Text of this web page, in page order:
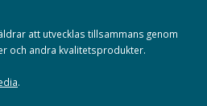
att utvecklas tillsammans genom
och andra kvalitetsprodukter.
.